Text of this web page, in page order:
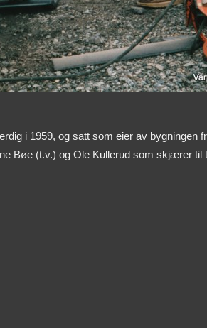
i 1959, og satt som eier av
Bøe (t.v.) og Ole Kullerud som skjærer til